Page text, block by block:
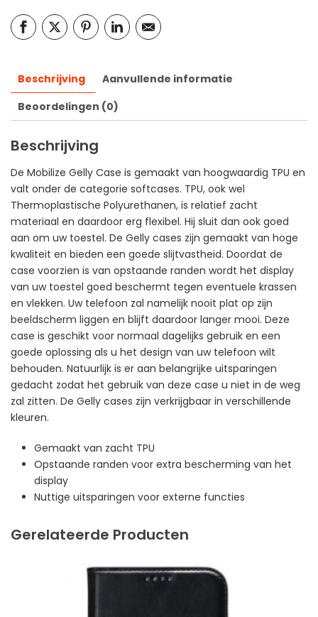
Beschrijving
Aanvullende informatie
Beoordelingen (0)
Beschrijving
De Mobilize Gelly Case is gemaakt van hoogwaardig TPU en
valt onder de categorie softcases. TPU, ook wel
Thermoplastische Polyurethanen, is relatief zacht
materiaal en daardoor erg flexibel. Hij sluit dan ook goed
aan om uw toestel. De Gelly cases zijn gemaakt van hoge
kwaliteit en bieden een goede slijtvastheid. Doordat de
case voorzien is van opstaande randen wordt het display
van uw toestel goed beschermt tegen eventuele krassen
en vlekken. Uw telefoon zal namelijk nooit plat op zijn
beeldscherm liggen en blijft daardoor langer mooi. Deze
case is geschikt voor normaal dagelijks gebruik en een
goede oplossing als u het design van uw telefoon wilt
behouden. Natuurlijk is er aan belangrijke uitsparingen
gedacht zodat het gebruik van deze case u niet in de weg
zal zitten. De Gelly cases zijn verkrijgbaar in verschillende
kleuren.
Gemaakt van zacht TPU
Opstaande randen voor extra bescherming van het
display
Nuttige uitsparingen voor externe functies
Gerelateerde Producten